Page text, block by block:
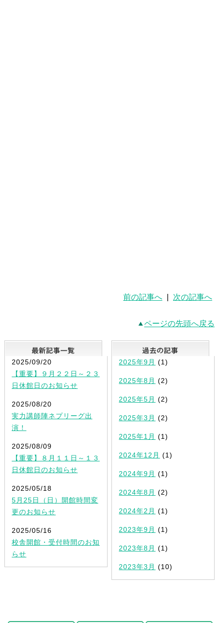
前の記事へ 次の記事へ
ページの先頭へ戻る
最新記事一覧
2025/09/20
【重要】９月２２日～２３
日休館日のお知らせ
2025/08/20
実力講師陣ネプリーグ出
演！
2025/08/09
【重要】８月１１日～１３
日休館日のお知らせ
2025/05/18
5月25日（日）開館時間変
更のお知らせ
2025/05/16
校舎開館・受付時間のお知
らせ
2025年9月 (1)
2025年8月 (2)
2025年5月 (2)
2025年3月 (2)
2025年1月 (1)
2024年12月 (1)
2024年9月 (1)
2024年8月 (2)
2024年2月 (1)
2023年9月 (1)
2023年8月 (1)
2023年3月 (10)